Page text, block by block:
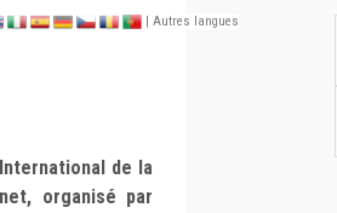
| Autres langues
de la
organisé par